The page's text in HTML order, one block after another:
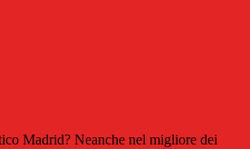
Madrid? Neanche nel migliore dei